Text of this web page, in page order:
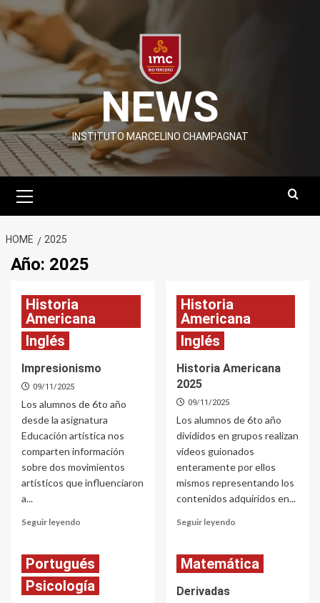
Skip
to
content
NEWS
INSTITUTO MARCELINO CHAMPAGNAT
Menu
HOME 2025
Año: 2025
Historia
Americana
Inglés
Impresionismo
09/11/2025
Los alumnos de 6to año
desde la asignatura
Educación artística nos
comparten información
sobre dos movimientos
artísticos que influenciaron
a...
Seguir leyendo
Impresionismo
Historia
Americana
Inglés
Historia Americana
2025
09/11/2025
Los alumnos de 6to año
divididos en grupos realizan
videos guionados
enteramente por ellos
mismos representando los
contenidos adquiridos en...
Seguir leyendoRead
Historia
Americana
Portugués
Psicología
Matemática
Derivadas